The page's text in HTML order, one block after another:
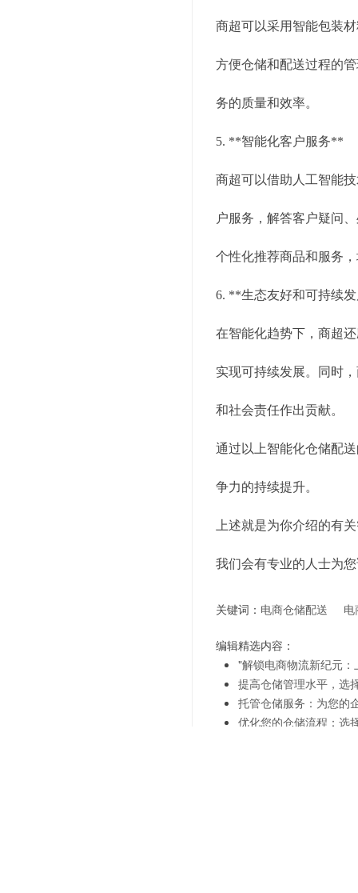
商超可以采用智能包装
方便仓储和配送过程的
务的质量和效率。
5. **智能化客户服务**
商超可以借助人工智能
户服务，解答客户疑问
个性化推荐商品和服务
6. **生态友好和可持续
在智能化趋势下，商超
实现可持续发展。同时
和社会责任作出贡献。
通过以上智能化仓储配
争力的持续提升。
上述就是为你介绍的有
我们会有专业的人士为
关键词： 电商仓储配送 电
编辑精选内容：
"解锁电商物流新纪元
提高仓储管理水平，选
托管仓储服务：为您的
优化您的仓储流程：选